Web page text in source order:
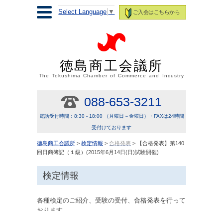
ご入会はこちらから
Select Language ▼
徳島商工会議所
The Tokushima Chamber of Commerce and Industry
088-653-3211
電話受付時間：8:30 - 18:00 （月曜日～金曜日）・FAXは24時間
受付けております
徳島商工会議所 > 検定情報 > 合格発表 > 【合格発表】第140
回日商簿記（１級）(2015年6月14日(日)試験開催)
検定情報
各種検定のご紹介、受験の受付、合格発表を行って